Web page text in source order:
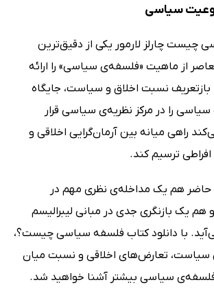
سیاسی
چیست چارلز لارمور یکی از دقیق‌ترین
از ماهیت «فلسفه‌ی سیاسی» را ارائه
بازتعریف نسبت اخلاق و سیاست، جایگاه
را در مرکز نظریه‌ی سیاسی قرار
راهی میانه بین آرمان‌گرایی اخلاقی و
ترسیم کند.
حاضر هم یک مداخله‌ی نظری مهم در
یک بازنگری جدی در مبانی لیبرالیسم
با دانلود کتاب فلسفه سیاسی چیست؟،
سیاست، تعارض‌های اخلاقی و نسبت میان
سیاسی بیشتر آشنا خواهید شد.